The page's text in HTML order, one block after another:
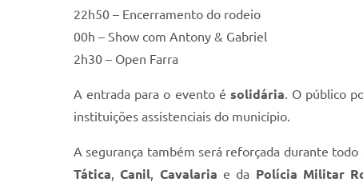
22h50 – Encerramento do rodeio
00h – Show com Antony & Gabriel
2h30 – Open Farra
A entrada para o evento é solidária. O público
instituições assistenciais do município.
A segurança também será reforçada durante
Tática,Canil, Cavalaria e da Polícia Militar